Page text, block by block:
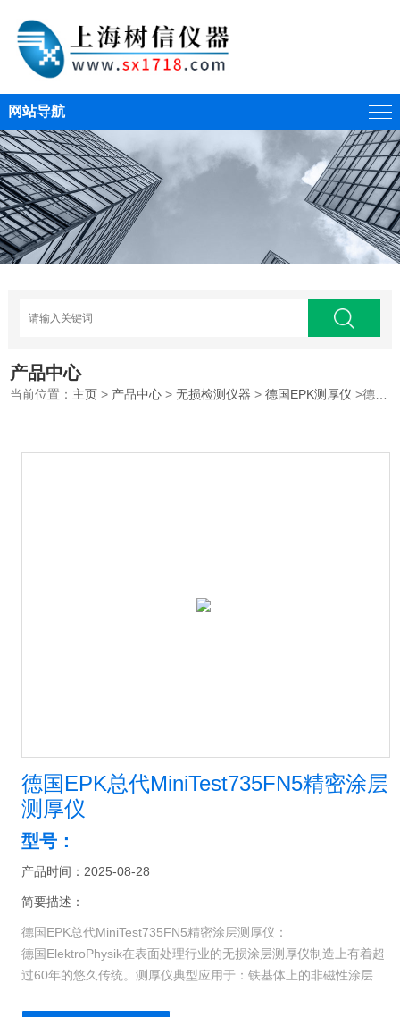
网站导航
产品中心
当前位置： 主页 > 产品中心 >无损检测仪器 >德国EPK测厚仪 >德国EPK总代MiniTest735FN5精密涂层测厚仪
德国EPK总代MiniTest735FN5精密涂层
测厚仪
型号：
产品时间：2025-08-28
简要描述：
德国EPK总代MiniTest735FN5精密涂层测厚仪：
德国ElektroPhysik在表面处理行业的无损涂层测厚仪制造上有着超
过60年的悠久传统。测厚仪典型应用于：铁基体上的非磁性涂层